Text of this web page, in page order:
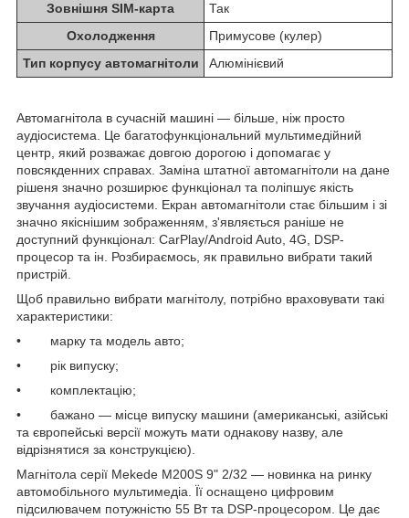
Зовнішня SIM-карта
Так
Охолодження
Примусове (кулер)
Тип корпусу автомагнітоли
Алюмінієвий
Автомагнітола в сучасній машині — більше, ніж просто
аудіосистема. Це багатофункціональний мультимедійний
центр, який розважає довгою дорогою і допомагає у
повсякденних справах. Заміна штатної автомагнітоли на дане
рішеня значно розширює функціонал та поліпшує якість
звучання аудіосистеми. Екран автомагнітоли стає більшим і зі
значно якіснішим зображенням, з'являється раніше не
доступний функціонал: CarPlay/Android Auto, 4G, DSP-
процесор та ін. Розбираємось, як правильно вибрати такий
пристрій.
Щоб правильно вибрати магнітолу, потрібно враховувати такі
характеристики:
• марку та модель авто;
• рік випуску;
• комплектацію;
• бажано — місце випуску машини (американські, азійські
та європейські версії можуть мати однакову назву, але
відрізнятися за конструкцією).
Магнітола серії Mekede M200S 9" 2/32 — новинка на ринку
автомобільного мультимедіа. Її оснащено цифровим
підсилювачем потужністю 55 Вт та DSP-процесором. Це дає